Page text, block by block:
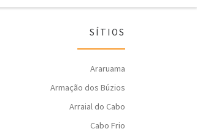
SÍTIOS
Araruama
Armação dos Búzios
Arraial do Cabo
Cabo Frio